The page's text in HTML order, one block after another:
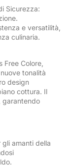
Sicurezza:
e versatilità,
culinaria.
Colore,
tonalità
design
cottura. Il
garantendo
gli amanti della